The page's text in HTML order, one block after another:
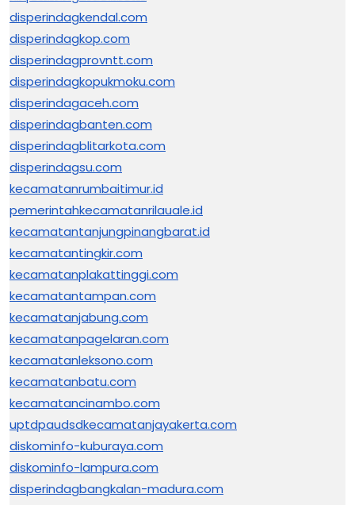
disperindagkendal.com
disperindagkop.com
disperindagprovntt.com
disperindagkopukmoku.com
disperindagaceh.com
disperindagbanten.com
disperindagblitarkota.com
disperindagsu.com
kecamatanrumbaitimur.id
pemerintahkecamatanrilauale.id
kecamatantanjungpinangbarat.id
kecamatantingkir.com
kecamatanplakattinggi.com
kecamatantampan.com
kecamatanjabung.com
kecamatanpagelaran.com
kecamatanleksono.com
kecamatanbatu.com
kecamatancinambo.com
uptdpaudsdkecamatanjayakerta.com
diskominfo-kuburaya.com
diskominfo-lampura.com
disperindagbangkalan-madura.com